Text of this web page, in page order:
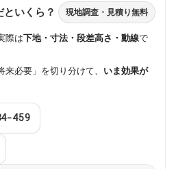
いくら？ 現地調査・見積り無料
際は下地・寸法・段差高さ・動線で
必要」を切り分けて、 いま効果が
459